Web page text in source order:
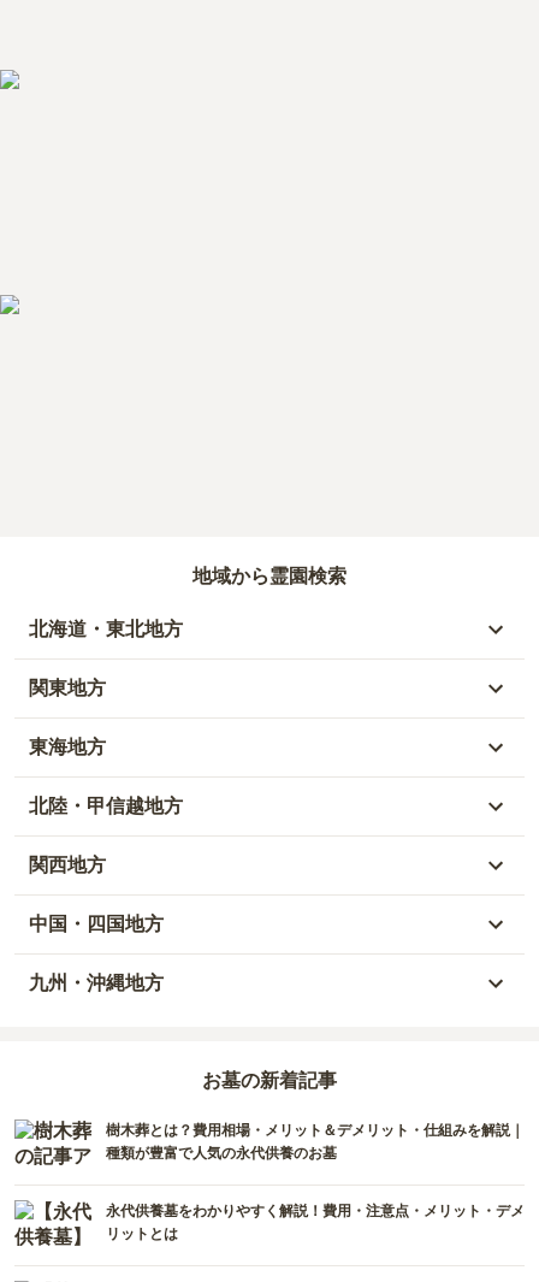
地域から霊園検索
北海道・東北地方
北海道
青森県
秋田県
山形県
宮城県
関東地方
東京都
神奈川県
埼玉県
茨城県
東海地方
愛知県
岐阜県
静岡県
北陸・甲信越地方
富山県
石川県
福井県
長野県
関西地方
大阪府
兵庫県
奈良県
和歌山県
中国・四国地方
岡山県
島根県
香川県
九州・沖縄地方
宮崎県
佐賀県
お墓の新着記事
樹木葬とは？費用相場・メリット＆デメリット・仕組みを解説｜
種類が豊富で人気の永代供養のお墓
永代供養墓をわかりやすく解説！費用・注意点・メリット・デメ
リットとは